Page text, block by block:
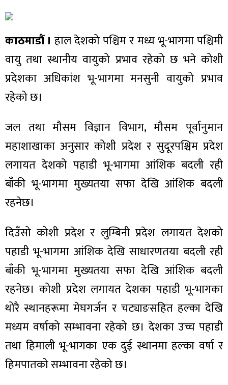
काठमाडौं । हाल देशको पश्चिम र मध्य भू-भागमा पश्चिमी
वायु तथा स्थानीय वायुको प्रभाव रहेको छ भने कोशी
प्रदेशका अधिकांश भू-भागमा मनसुनी वायुको प्रभाव
रहेको छ।
जल तथा मौसम विज्ञान विभाग, मौसम पूर्वानुमान
महाशाखाका अनुसार कोशी प्रदेश र सुदूरपश्चिम प्रदेश
लगायत देशको पहाडी भू-भागमा आंशिक बदली रही
बाँकी भू-भागमा मुख्यतया सफा देखि आंशिक बदली
रहनेछ।
दिउँसो कोशी प्रदेश र लुम्बिनी प्रदेश लगायत देशको
पहाडी भू-भागमा आंशिक देखि साधारणतया बदली रही
बाँकी भू-भागमा मुख्यतया सफा देखि आंशिक बदली
रहनेछ। कोशी प्रदेश लगायत देशका पहाडी भू-भागका
थोरै स्थानहरूमा मेघगर्जन र चट्याङसहित हल्का देखि
मध्यम वर्षाको सम्भावना रहेको छ। देशका उच्च पहाडी
तथा हिमाली भू-भागका एक दुई स्थानमा हल्का वर्षा र
हिमपातको सम्भावना रहेको छ।